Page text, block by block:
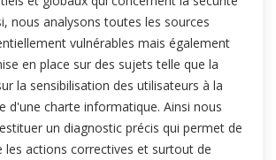
nous analysons toutes les sources
vulnérables mais également
en place sur des sujets telle que la
la sensibilisation des utilisateurs à la
d'une charte informatique. Ainsi nous
un diagnostic précis qui permet de
les actions correctives et surtout de